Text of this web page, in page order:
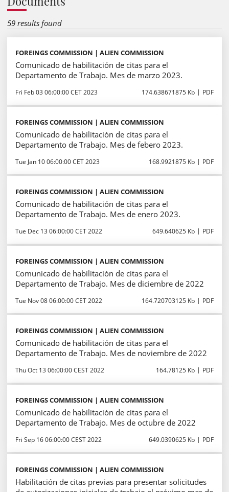
59 results found
FOREINGS COMMISSION | ALIEN COMMISSION
Comunicado de habilitación de citas para el
Departamento de Trabajo. Mes de marzo 2023.
Fri Feb 03 06:00:00 CET 2023 174.638671875 Kb PDF
FOREINGS COMMISSION | ALIEN COMMISSION
Comunicado de habilitación de citas para el
Departamento de Trabajo. Mes de febero 2023.
Tue Jan 10 06:00:00 CET 2023 168.9921875 Kb PDF
FOREINGS COMMISSION | ALIEN COMMISSION
Comunicado de habilitación de citas para el
Departamento de Trabajo. Mes de enero 2023.
Tue Dec 13 06:00:00 CET 2022 649.640625 Kb PDF
FOREINGS COMMISSION | ALIEN COMMISSION
Comunicado de habilitación de citas para el
Departamento de Trabajo. Mes de diciembre de 2022
Tue Nov 08 06:00:00 CET 2022 164.720703125 Kb PDF
FOREINGS COMMISSION | ALIEN COMMISSION
Comunicado de habilitación de citas para el
Departamento de Trabajo. Mes de noviembre de 2022
Thu Oct 13 06:00:00 CEST 2022 164.78125 Kb PDF
FOREINGS COMMISSION | ALIEN COMMISSION
Comunicado de habilitación de citas para el
Departamento de Trabajo. Mes de octubre de 2022
Fri Sep 16 06:00:00 CEST 2022 649.0390625 Kb PDF
FOREINGS COMMISSION | ALIEN COMMISSION
Habilitación de citas previas para presentar solicitudes